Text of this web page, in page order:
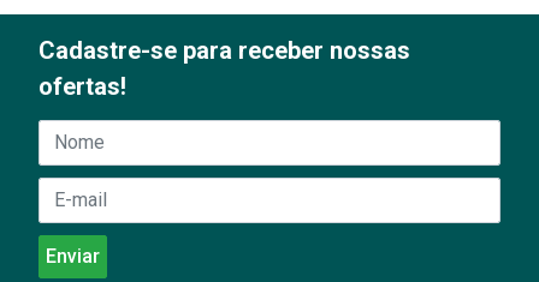
Cadastre-se para receber nossas
ofertas!